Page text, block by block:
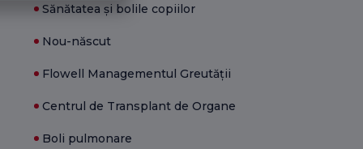
Sănătatea și bolile copiilor
Nou-născut
Flowell Managementul Greutății
Centrul de Transplant de Organe
Boli pulmonare